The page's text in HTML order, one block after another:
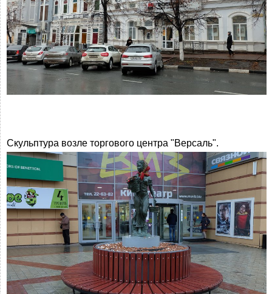
Скульптура возле торгового центра "Версаль".